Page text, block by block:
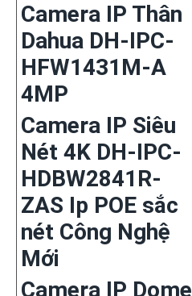
Camera IP Thân
Dahua DH-IPC-
HFW1431M-A
4MP
Camera IP Siêu
Nét 4K DH-IPC-
HDBW2841R-
ZAS Ip POE sắc
nét Công Nghệ
Mới
Camera IP Dome